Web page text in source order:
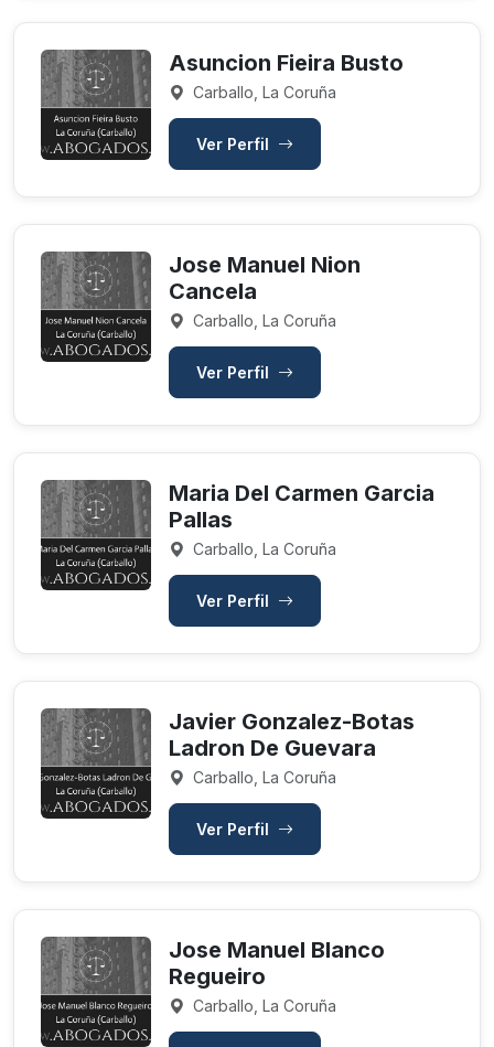
Asuncion Fieira Busto
Carballo, La Coruña
Ver Perfil
Jose Manuel Nion
Cancela
Carballo, La Coruña
Ver Perfil
Maria Del Carmen Garcia
Pallas
Carballo, La Coruña
Ver Perfil
Javier Gonzalez-Botas
Ladron De Guevara
Carballo, La Coruña
Ver Perfil
Jose Manuel Blanco
Regueiro
Carballo, La Coruña